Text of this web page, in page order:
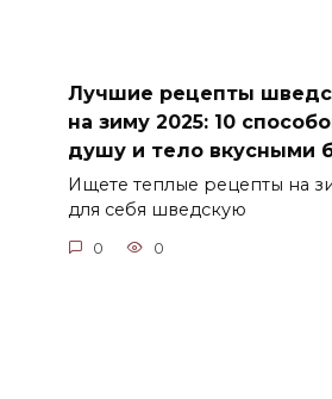
Лучшие рецепты
на зиму 2025: 10
душу и тело вкусными
Ищете теплые рецепты на
для себя шведскую
0 0